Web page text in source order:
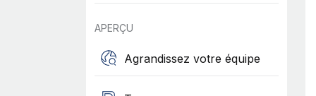
APERÇU
Agrandissez votre équipe